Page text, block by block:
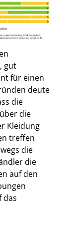
gut
für einen
deute
die
die
Kleidung
treffen
die
die
auf den
das